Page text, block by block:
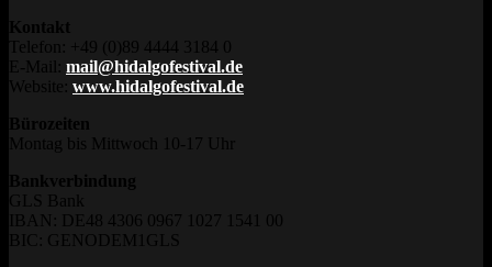
Kontakt
Telefon: +49 (0)89 4444 3184 0
E-Mail: mail@hidalgofestival.de
Website: www.hidalgofestival.de
Bürozeiten
Montag bis Mittwoch 10-17 Uhr
Bankverbindung
GLS Bank
IBAN: DE48 4306 0967 1027 1541 00
BIC: GENODEM1GLS